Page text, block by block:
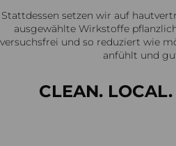
Stattdessen setzen wir auf
ausgewählte Wirkstoffe
und so reduziert wie
anfühlt und
CLEAN.